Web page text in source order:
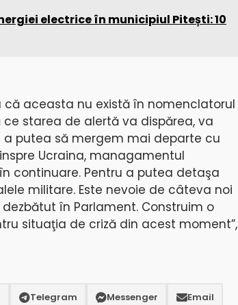
electrice în municipiul Pitești: 10
că aceasta nu există în nomenclatorul
ce starea de alertă va dispărea, va
putea să mergem mai departe cu
Ucraina, managamentul
continuare. Pentru a putea detaşa
militare. Este nevoie de câteva noi
în Parlament. Construim o
situaţia de criză din acest moment”,
Telegram Messenger Email